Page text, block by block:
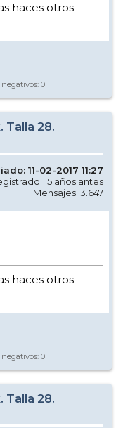
haces otros
negativos: 0
Talla 28.
11-02-2017 11:27
15 años antes
Mensajes: 3.647
haces otros
negativos: 0
Talla 28.